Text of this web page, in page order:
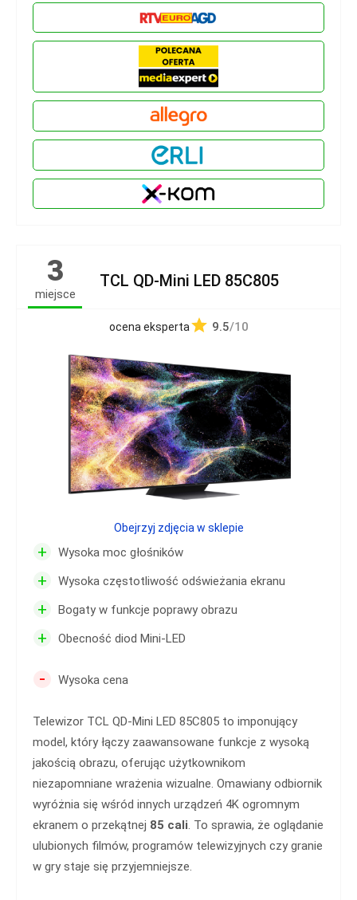
3
miejsce
TCL QD-Mini LED 85C805
ocena eksperta 9.5/10
+ Wysoka moc głośników
+ Wysoka częstotliwość odświeżania ekranu
+ Bogaty w funkcje poprawy obrazu
+ Obecność diod Mini-LED
- Wysoka cena
Telewizor TCL QD-Mini LED 85C805 to imponujący
model, który łączy zaawansowane funkcje z wysoką
jakością obrazu, oferując użytkownikom
niezapomniane wrażenia wizualne. Omawiany odbiornik
wyróżnia się wśród innych urządzeń 4K ogromnym
ekranem o przekątnej 85 cali. To sprawia, że oglądanie
ulubionych filmów, programów telewizyjnych czy granie
w gry staje się przyjemniejsze.
Obejrzyj zdjęcia w sklepie